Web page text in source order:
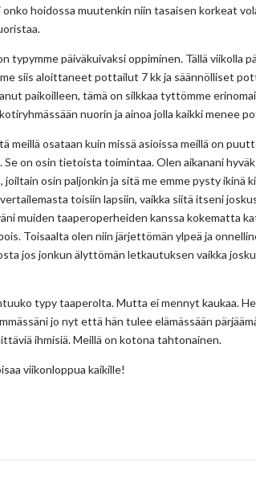
hoidossa muutenkin niin tasaisen korkeat
typymme päiväkuivaksi oppiminen. Tällä viikolla
siis aloittaneet pottailut 7 kk ja säännölliset
paikoilleen, tämä on silkkaa tyttömme
nuorin ja ainoa jolla kaikki menee
meillä osataan kuin missä asioissa meillä on
on osin tietoista toimintaa. Olen aikanani
osin paljonkin ja sitä me emme pysty ikinä
toisiin lapsiin, vaikka siitä itseni
muiden taaperoperheiden kanssa kokematta
Toisaalta olen niin järjettömän ylpeä ja
jos jonkun älyttömän letkautuksen vaikka
typy taaperolta. Mutta ei mennyt kaukaa.
jo nyt että hän tulee elämässään
ihmisiä. Meillä on kotona tahtonainen.
viikonloppua kaikille!